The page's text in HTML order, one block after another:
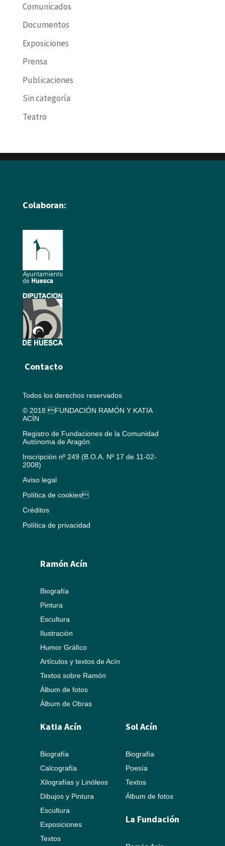
Comunicados
Documentos
Exposiciones
Prensa
Publicaciones
Sin categoría
Teatro
Colaboran:
Contacto
Todos los derechos reservados
© 2018 FUNDACIÓN RAMÓN Y KATIA
ACÍN
Registro de Fundaciones de la Comunidad
Autónoma de Aragón
Inscripción nº 249 (B.O.A. Nº 17 de 11-02-
2008)
Aviso legal
Política de cookies
Créditos
Política de privacidad
Ramón Acín
Biografía
Pintura
Escultura
Ilustración
Humor Gráfico
Artículos y textos de Acín
Textos sobre Ramón
Álbum de fotos
Álbum de Obras
Katia Acín
Biografía
Calcografía
Xilografías y Linóleos
Dibujos y Pintura
Escultura
Exposiciones
Textos
Sol Acín
Biografía
Poesía
Textos
Álbum de fotos
La Fundación